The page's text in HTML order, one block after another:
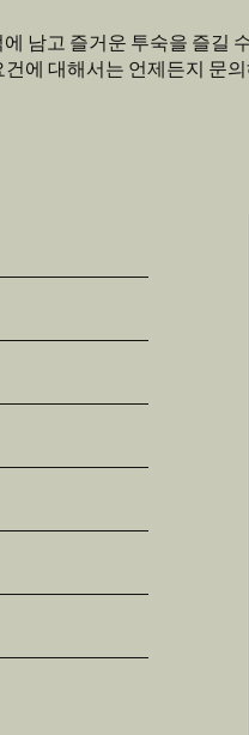
남고 즐거운 투숙을 즐길
에 대해서는 언제든지 문